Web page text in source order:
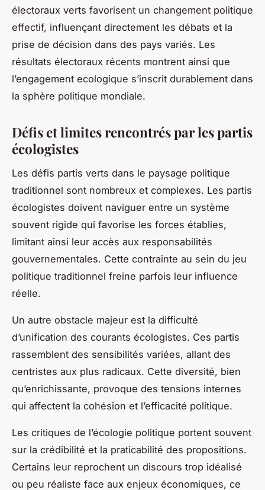
électoraux verts favorisent un changement politique
effectif, influençant directement les débats et la
prise de décision dans des pays variés. Les
résultats électoraux récents montrent ainsi que
l’engagement ecologique s’inscrit durablement dans
la sphère politique mondiale.
Défis et limites rencontrés par les partis
écologistes
Les défis partis verts dans le paysage politique
traditionnel sont nombreux et complexes. Les partis
écologistes doivent naviguer entre un système
souvent rigide qui favorise les forces établies,
limitant ainsi leur accès aux responsabilités
gouvernementales. Cette contrainte au sein du jeu
politique traditionnel freine parfois leur influence
réelle.
Un autre obstacle majeur est la difficulté
d’unification des courants écologistes. Ces partis
rassemblent des sensibilités variées, allant des
centristes aux plus radicaux. Cette diversité, bien
qu’enrichissante, provoque des tensions internes
qui affectent la cohésion et l’efficacité politique.
Les critiques de l’écologie politique portent souvent
sur la crédibilité et la praticabilité des propositions.
Certains leur reprochent un discours trop idéalisé
ou peu réaliste face aux enjeux économiques, ce